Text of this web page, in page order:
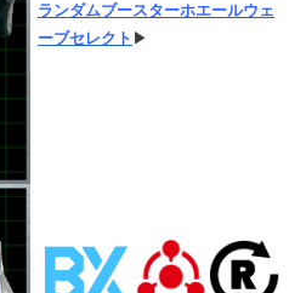
ランダムブースターホエールウェ
ーブセレクト ▶